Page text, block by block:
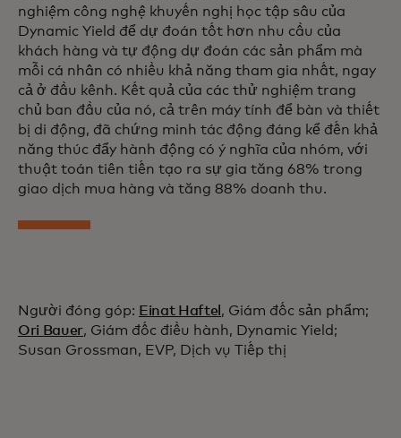
nghiệm công nghệ khuyến nghị học tập sâu của
Dynamic Yield để dự đoán tốt hơn nhu cầu của
khách hàng và tự động dự đoán các sản phẩm mà
mỗi cá nhân có nhiều khả năng tham gia nhất, ngay
cả ở đầu kênh. Kết quả của các thử nghiệm trang
chủ ban đầu của nó, cả trên máy tính để bàn và thiết
bị di động, đã chứng minh tác động đáng kể đến khả
năng thúc đẩy hành động có ý nghĩa của nhóm, với
thuật toán tiên tiến tạo ra sự gia tăng 68% trong
giao dịch mua hàng và tăng 88% doanh thu.
Người đóng góp: Einat Haftel , Giám đốc sản phẩm;
Ori Bauer, Giám đốc điều hành, Dynamic Yield;
Susan Grossman, EVP, Dịch vụ Tiếp thị